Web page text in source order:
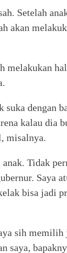
Setelah
akan
melakukan
dengan
kalau dia
misalnya.
Tidak
Saya
bisa jadi
sih
saya,